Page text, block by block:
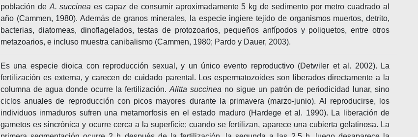
población de A. succinea es capaz de consumir aproximadamente 5 kg de sedimento por metro cuadrado al
año (Cammen, 1980). Además de granos minerales, la especie ingiere tejido de organismos muertos, detrito,
bacterias, diatomeas, dinoflagelados, testas de protozoarios, pequeños anfípodos y poliquetos, entre otros
metazoarios, e incluso muestra canibalismo (Cammen, 1980; Pardo y Dauer, 2003).
Es una especie dioica con reproducción sexual, y un único evento reproductivo (Detwiler et al. 2002). La
fertilización es externa, y carecen de cuidado parental. Los espermatozoides son liberados directamente a la
columna de agua donde ocurre la fertilización.Alitta succinea no sigue un patrón de periodicidad lunar, sino
ciclos anuales de reproducción con picos mayores durante la primavera (marzo-junio). Al reproducirse, los
individuos inmaduros sufren una metamorfosis en el estado maduro (Hardege et al. 1990). La liberación de
gametos es sincrónica y ocurre cerca a la superficie; cuando se fertilizan, aparece una cubierta gelatinosa. La